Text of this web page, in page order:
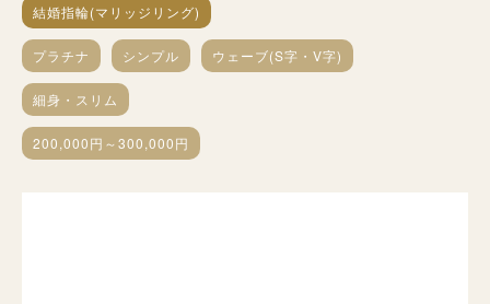
結婚指輪(マリッジリング)
プラチナ シンプル ウェーブ(S字・V字)
細身・スリム
200,000円～300,000円